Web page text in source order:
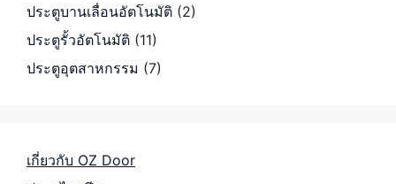
ประตูบานเลื่อนอัตโนมัติ (2)
ประตูรั้วอัตโนมัติ (11)
ประตูอุตสาหกรรม (7)
เกี่ยวกับ OZ Door